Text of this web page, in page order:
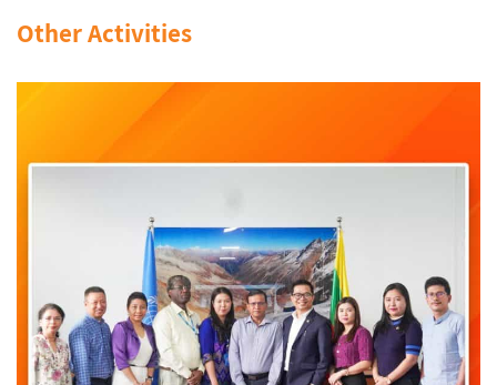
Other Activities